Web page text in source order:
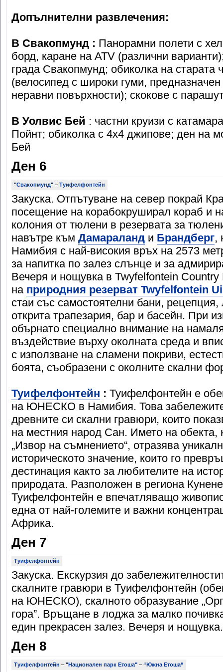
Допълнителни развлечения:
В Свакопмунд : Панорамни полети с
борд, каране на ATV (различни
града Свакопмунд; обиколка на старата
(велосипед с широки гуми,
неравни повърхности); скокове с
В Уолвис Бей : частни круизи с
Пойнт; обиколка с 4x4 джипове; ден на
Бей
Ден 6
"Свакопмунд" – Туифелфонтейн
Закуска. Отпътуване на север покрай
посещение на корабокруширал кораб и
колония от тюлени в резервата за
навътре към Дамараланд и Брандберг,
Намибия с най-високия връх на 2573
за напитка по залез слънце и за
Вечеря и нощувка в Twyfelfontein
на природния резерват Twyfelfontein
стаи със самостоятелни бани,
открита трапезария, бар и басейн. При
обърнато специално внимание на
въздействие върху околната среда и
с използване на сламени покриви,
боята, съобразени с околните скални
Туифелфонтейн : Туифелфонтейн е
на ЮНЕСКО в Намибия. Това
древните си скални гравюри, които
на местния народ Сан. Името на обекта,
„Извор на съмнението“, отразява
историческото значение, които го
дестинация както за любителите на
природата. Разположен в региона
Туифелфонтейн е впечатляващо
една от най-големите и важни
Африка.
Ден 7
Туифелфонтейн
Закуска. Екскурзия до
скалните гравюри в Туифелфонтейн
на ЮНЕСКО), скалното образувание
гора”. Връщане в лоджа за малко
един прекрасен залез. Вечеря и нощувка.
Ден 8
Туифелфонтейн – "Национален парк Етоша" – “Южна Етоша“